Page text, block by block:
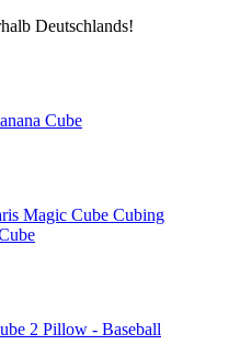
Deutschlands!
Cube
Cubing
2 Pillow - Baseball